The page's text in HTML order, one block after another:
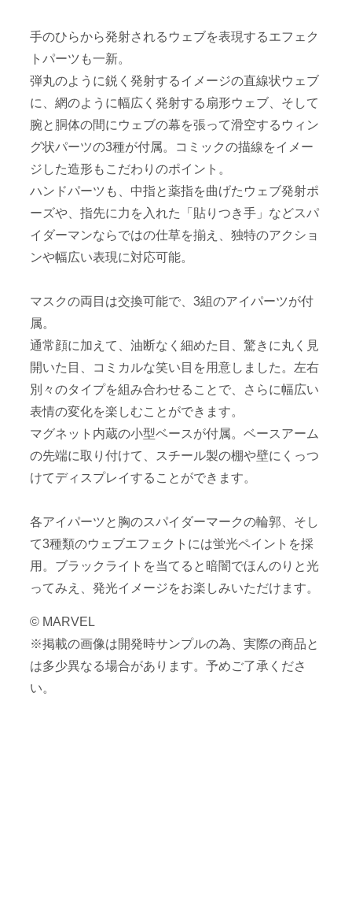
手のひらから発射されるウェブを表現するエフェク
トパーツも一新。
弾丸のように鋭く発射するイメージの直線状ウェブ
に、網のように幅広く発射する扇形ウェブ、そして
腕と胴体の間にウェブの幕を張って滑空するウィン
グ状パーツの3種が付属。コミックの描線をイメー
ジした造形もこだわりのポイント。
ハンドパーツも、中指と薬指を曲げたウェブ発射ポ
ーズや、指先に力を入れた「貼りつき手」などスパ
イダーマンならではの仕草を揃え、独特のアクショ
ンや幅広い表現に対応可能。
マスクの両目は交換可能で、3組のアイパーツが付
属。
通常顔に加えて、油断なく細めた目、驚きに丸く見
開いた目、コミカルな笑い目を用意しました。左右
別々のタイプを組み合わせることで、さらに幅広い
表情の変化を楽しむことができます。
マグネット内蔵の小型ベースが付属。ベースアーム
の先端に取り付けて、スチール製の棚や壁にくっつ
けてディスプレイすることができます。
各アイパーツと胸のスパイダーマークの輪郭、そし
て3種類のウェブエフェクトには蛍光ペイントを採
用。ブラックライトを当てると暗闇でほんのりと光
ってみえ、発光イメージをお楽しみいただけます。
© MARVEL
※掲載の画像は開発時サンプルの為、実際の商品と
は多少異なる場合があります。予めご了承くださ
い。